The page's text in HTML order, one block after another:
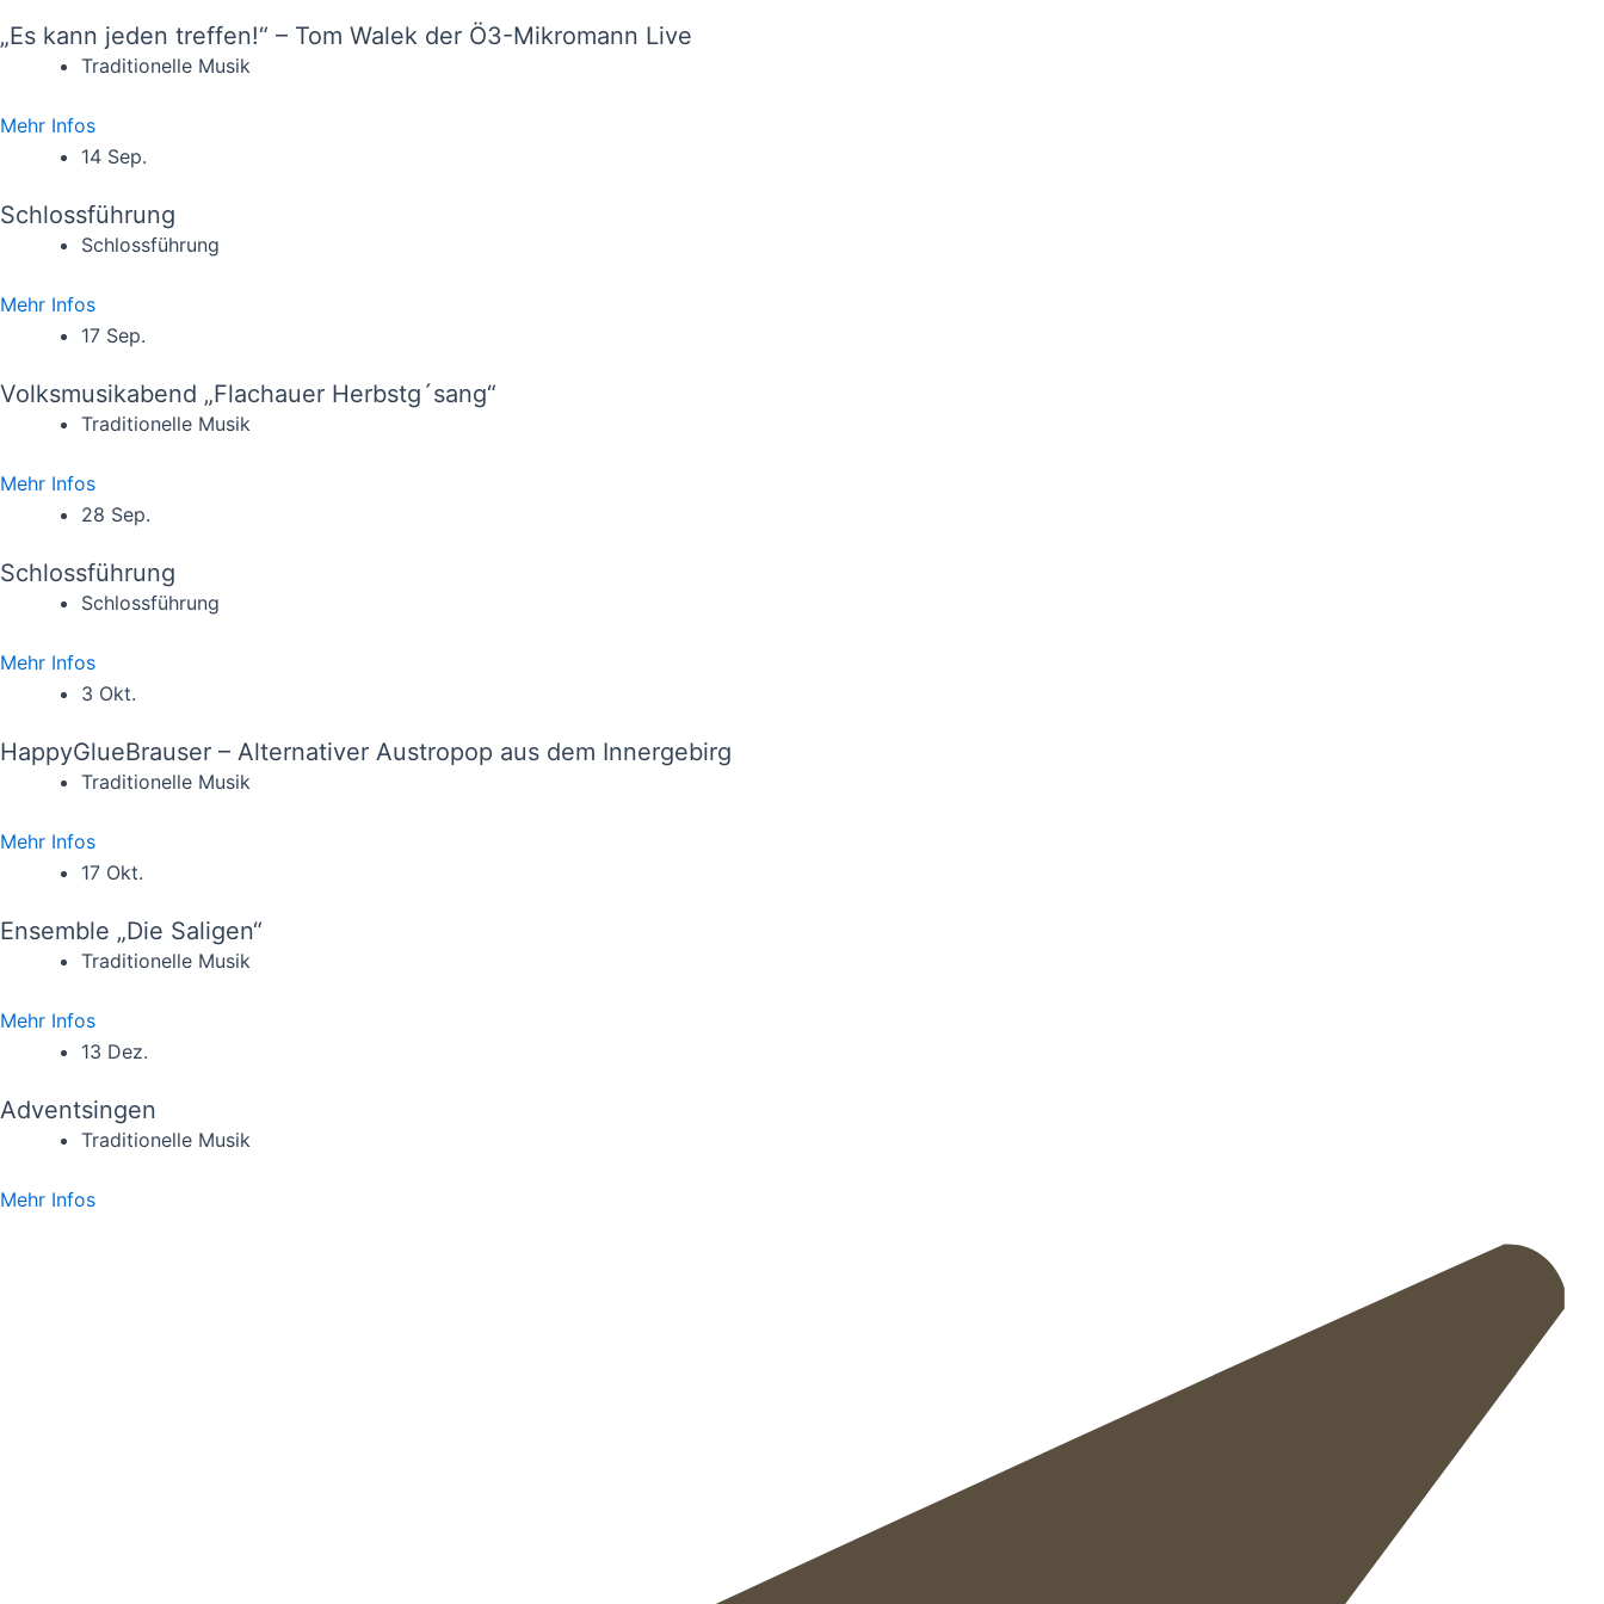
„Es kann jeden treffen!“ – Tom Walek der Ö3-Mikromann Live
Traditionelle Musik
Mehr Infos
14 Sep.
Schlossführung
Schlossführung
Mehr Infos
17 Sep.
Volksmusikabend „Flachauer Herbstg´sang“
Traditionelle Musik
Mehr Infos
28 Sep.
Schlossführung
Schlossführung
Mehr Infos
3 Okt.
HappyGlueBrauser – Alternativer Austropop aus dem Innergebirg
Traditionelle Musik
Mehr Infos
17 Okt.
Ensemble „Die Saligen“
Traditionelle Musik
Mehr Infos
13 Dez.
Adventsingen
Traditionelle Musik
Mehr Infos